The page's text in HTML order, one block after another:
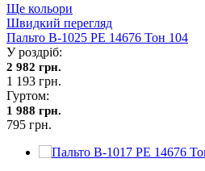
Ще кольори
Швидкий перегляд
Пальто В-1025 PE 14676 Тон 104
У роздріб:
2 982 грн.
1 193 грн.
Гуртом:
1 988 грн.
795 грн.